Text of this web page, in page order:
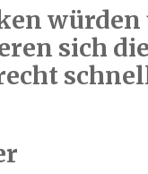
würden
sich